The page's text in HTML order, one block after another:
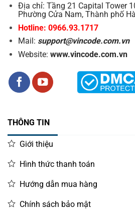
Địa chỉ: Tầng 21 Capital Tower
Phường Cửa Nam, Thành phố
Hotline: 0966.93.1717
Mail: support@vincode.com.vn
Website: www.vincode.com.vn
THÔNG TIN
Giới thiệu
Hình thức thanh toán
Hướng dẫn mua hàng
Chính sách bảo mật